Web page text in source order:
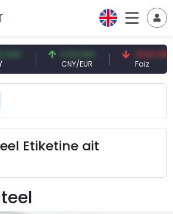
0,13 CNY
CNY/EUR
41,53 TRY
Faiz
Etiketine ait